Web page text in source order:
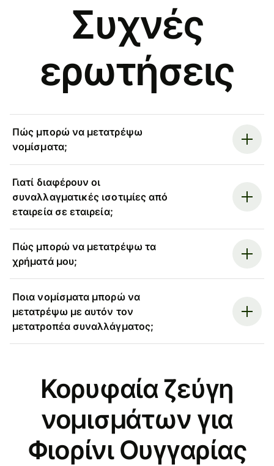
Συχνές
ερωτήσεις
Πώς μπορώ να μετατρέψω
νομίσματα;
Γιατί διαφέρουν οι
συναλλαγματικές ισοτιμίες από
εταιρεία σε εταιρεία;
Πώς μπορώ να μετατρέψω τα
χρήματά μου;
Ποια νομίσματα μπορώ να
μετατρέψω με αυτόν τον
μετατροπέα συναλλάγματος;
Κορυφαία ζεύγη
νομισμάτων για
Φιορίνι Ουγγαρίας